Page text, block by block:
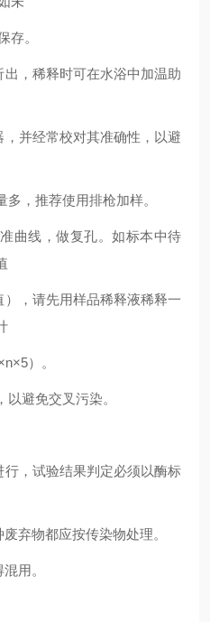
存。
，稀释时可在水浴中加温助
并经常校对其准确性，以避
，推荐使用排枪加样。
曲线，做复孔。如标本中待
，请先用样品稀释液稀释一
）。
避免交叉污染。
，试验结果判定必须以酶标
弃物都应按传染物处理。
用。